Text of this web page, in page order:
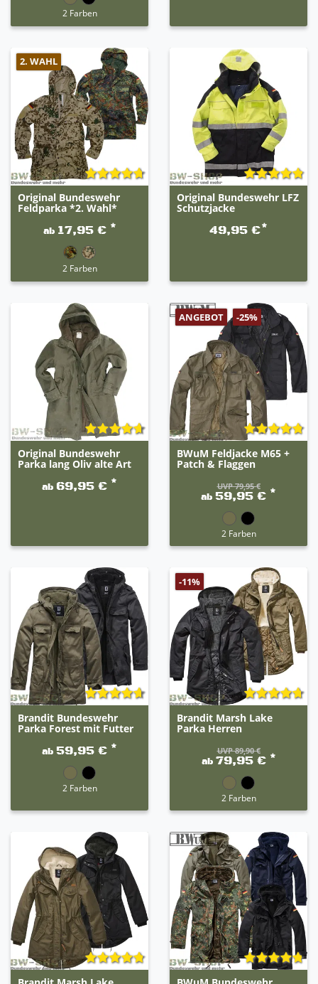
2 Farben
2. WAHL
Original Bundeswehr
Feldparka *2. Wahl*
ab 17,95 € *
2 Farben
Original Bundeswehr LFZ
Schutzjacke
49,95 €*
Original Bundeswehr
Parka lang Oliv alte Art
ab 69,95 € *
ANGEBOT -25%
BWuM Feldjacke M65 +
Patch & Flaggen
UVP 79,95 €
ab 59,95 € *
2 Farben
Brandit Bundeswehr
Parka Forest mit Futter
ab 59,95 € *
2 Farben
-11%
Brandit Marsh Lake
Parka Herren
UVP 89,90 €
ab 79,95 € *
2 Farben